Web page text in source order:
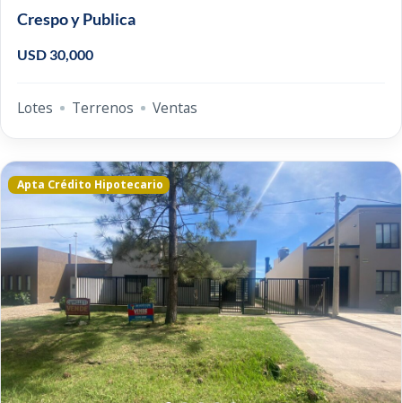
Crespo y Publica
USD 30,000
Lotes Terrenos Ventas
Apta Crédito Hipotecario